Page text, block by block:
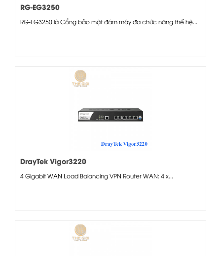
RG-EG3250
RG-EG3250 là Cổng bảo mật đám mây đa chức năng thế hệ...
DrayTek Vigor3220
4 Gigabit WAN Load Balancing VPN Router WAN: 4 x...